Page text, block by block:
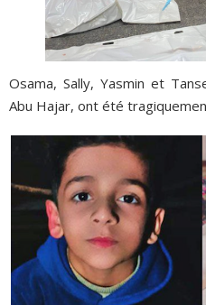
Osama, Sally, Yasmin et
Abu Hajar, ont été